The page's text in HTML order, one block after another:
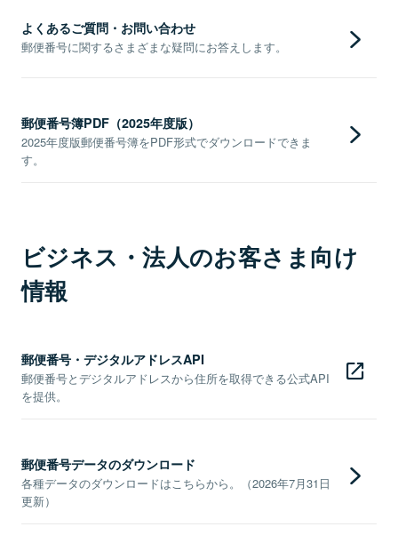
よくあるご質問・お問い合わせ
郵便番号に関するさまざまな疑問にお答えします。
郵便番号簿PDF（2025年度版）
2025年度版郵便番号簿をPDF形式でダウンロードできま
す。
ビジネス・法人のお客さま向け
情報
郵便番号・デジタルアドレスAPI
郵便番号とデジタルアドレスから住所を取得できる公式API
を提供。
郵便番号データのダウンロード
各種データのダウンロードはこちらから。（2026年7月31日
更新）